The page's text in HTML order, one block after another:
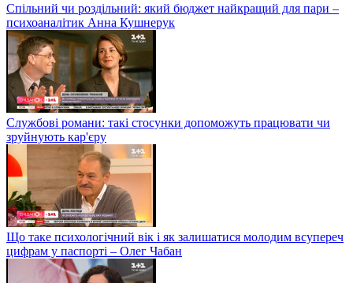
Спільний чи роздільний: який бюджет найкращий для пари –
психоаналітик Анна Кушнерук
Службові романи: такі стосунки допоможуть працювати чи
зруйнують кар'єру
Що таке психологічний вік і як залишатися молодим всупереч
цифрам у паспорті – Олег Чабан